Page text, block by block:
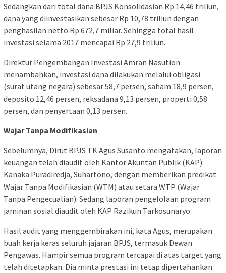
Sedangkan dari total dana BPJS Konsolidasian Rp 14,46 triliun,
dana yang diinvestasikan sebesar Rp 10,78 triliun dengan
penghasilan netto Rp 672,7 miliar. Sehingga total hasil
investasi selama 2017 mencapai Rp 27,9 triliun.
Direktur Pengembangan Investasi Amran Nasution
menambahkan, investasi dana dilakukan melalui obligasi
(surat utang negara) sebesar 58,7 persen, saham 18,9 persen,
deposito 12,46 persen, reksadana 9,13 persen, properti 0,58
persen, dan penyertaan 0,13 persen.
Wajar Tanpa Modifikasian
Sebelumnya, Dirut BPJS TK Agus Susanto mengatakan, laporan
keuangan telah diaudit oleh Kantor Akuntan Publik (KAP)
Kanaka Puradiredja, Suhartono, dengan memberikan predikat
Wajar Tanpa Modifikasian (WTM) atau setara WTP (Wajar
Tanpa Pengecualian). Sedang laporan pengelolaan program
jaminan sosial diaudit oleh KAP Razikun Tarkosunaryo.
Hasil audit yang menggembirakan ini, kata Agus, merupakan
buah kerja keras seluruh jajaran BPJS, termasuk Dewan
Pengawas. Hampir semua program tercapai di atas target yang
telah ditetapkan. Dia minta prestasi ini tetap dipertahankan